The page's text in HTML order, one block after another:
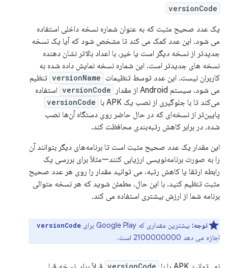
versionCode
یک عدد صحیح مثبت که به عنوان شماره نسخه داخلی استفاده
می شود. این عدد کمک می کند تا مشخص شود که آیا یک نسخه
جدیدتر از نسخه دیگر است یا خیر، با اعداد بالاتر نشان دهنده
نسخه های جدیدتر است. این شماره نسخه نمایش داده شده به
کاربران نیست. این عدد توسط تنظیمات versionName تنظیم
می شود. سیستم Android از مقدار
versionCode استفاده
می‌کند تا با جلوگیری از نصب یک APK با
versionCode
پایین‌تر از نسخه‌ای که در حال حاضر روی دستگاه آن‌ها نصب
شده، در برابر کاهش رتبه‌بندی محافظت کند.
این مقدار یک عدد صحیح مثبت است تا برنامه‌های دیگر بتوانند آن
را به صورت برنامه‌نویسی ارزیابی کنند—مثلاً برای بررسی یک
رابطه ارتقا یا کاهش رتبه. می توانید مقدار را روی هر عدد صحیح
مثبت تنظیم کنید. با این حال، مطمئن شوید که هر نسخه متوالی
برنامه شما از ارزش بیشتری استفاده می کند.
توجه: بیشترین مقداری که Google Play برای versionCode
اجازه می دهد 2100000000 است.